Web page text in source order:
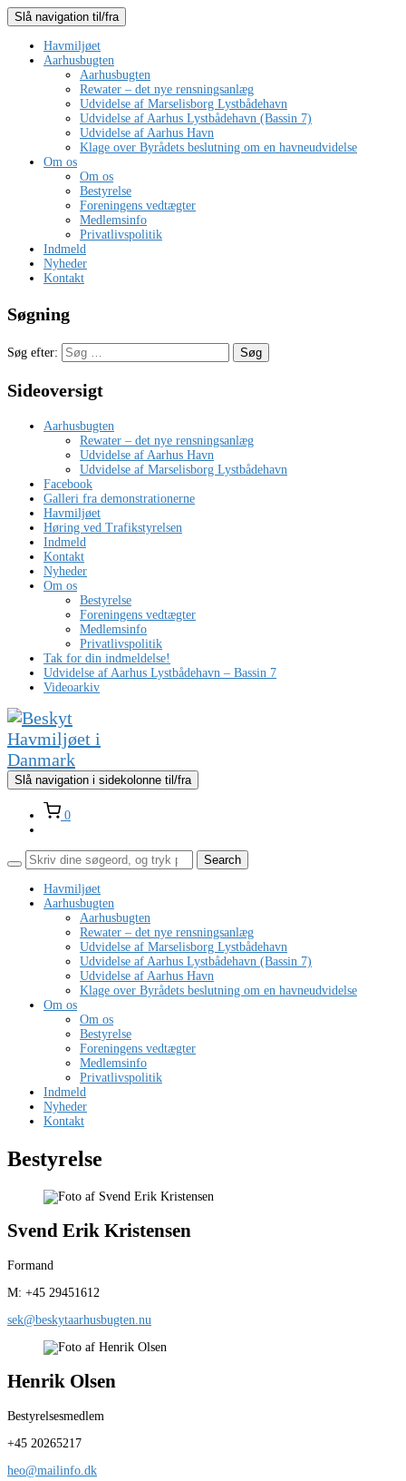
Slå navigation til/fra
Havmiljøet
Aarhusbugten
Aarhusbugten
Rewater – det nye rensningsanlæg
Udvidelse af Marselisborg Lystbådehavn
Udvidelse af Aarhus Lystbådehavn (Bassin 7)
Udvidelse af Aarhus Havn
Klage over Byrådets beslutning om en havneudvidelse
Om os
Om os
Bestyrelse
Foreningens vedtægter
Medlemsinfo
Privatlivspolitik
Indmeld
Nyheder
Kontakt
Søgning
Søg efter:
Sideoversigt
Aarhusbugten
Rewater – det nye rensningsanlæg
Udvidelse af Aarhus Havn
Udvidelse af Marselisborg Lystbådehavn
Facebook
Galleri fra demonstrationerne
Havmiljøet
Høring ved Trafikstyrelsen
Indmeld
Kontakt
Nyheder
Om os
Bestyrelse
Foreningens vedtægter
Medlemsinfo
Privatlivspolitik
Tak for din indmeldelse!
Udvidelse af Aarhus Lystbådehavn – Bassin 7
Videoarkiv
Slå navigation i sidekolonne til/fra
0
Havmiljøet
Aarhusbugten
Aarhusbugten
Rewater – det nye rensningsanlæg
Udvidelse af Marselisborg Lystbådehavn
Udvidelse af Aarhus Lystbådehavn (Bassin 7)
Udvidelse af Aarhus Havn
Klage over Byrådets beslutning om en havneudvidelse
Om os
Om os
Bestyrelse
Foreningens vedtægter
Medlemsinfo
Privatlivspolitik
Indmeld
Nyheder
Kontakt
Bestyrelse
Svend Erik Kristensen
Formand
M: +45 29451612
sek@beskytaarhusbugten.nu
Henrik Olsen
Bestyrelsesmedlem
+45 20265217
heo@mailinfo.dk